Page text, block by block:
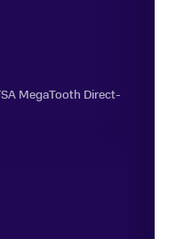
MegaTooth Direct-